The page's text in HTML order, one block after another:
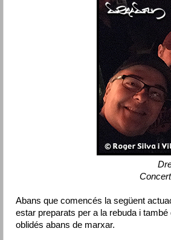
Abans que comencés la següent
estar preparats per a la rebuda i
oblidés abans de marxar.